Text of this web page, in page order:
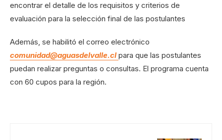
encontrar el detalle de los requisitos y criterios de
evaluación para la selección final de las postulantes
Además, se habilitó el correo electrónico
comunidad@aguasdelvalle.cl para que las postulantes
puedan realizar preguntas o consultas. El programa cuenta
con 60 cupos para la región.